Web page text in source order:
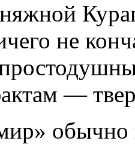
не
—
обычно